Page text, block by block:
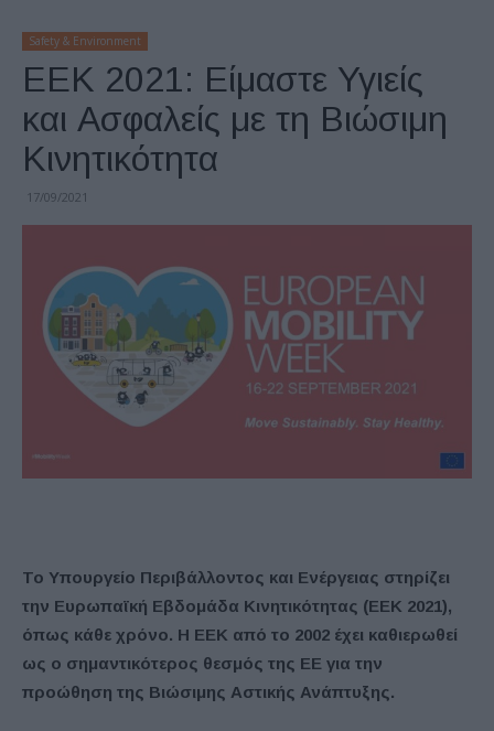
Safety & Environment
ΕΕΚ 2021: Είμαστε Υγιείς
και Ασφαλείς με τη Βιώσιμη
Κινητικότητα
17/09/2021
Το Υπουργείο Περιβάλλοντος και Ενέργειας στηρίζει
την Ευρωπαϊκή Εβδομάδα Κινητικότητας (ΕΕΚ 2021),
όπως κάθε χρόνο. Η ΕΕΚ από το 2002 έχει καθιερωθεί
ως ο σημαντικότερος θεσμός της ΕΕ για την
προώθηση της Βιώσιμης Αστικής Ανάπτυξης.